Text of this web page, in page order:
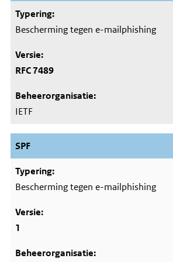
Bescherming tegen e-mailphishing
RFC 7489
IETF
SPF
Bescherming tegen e-mailphishing
1